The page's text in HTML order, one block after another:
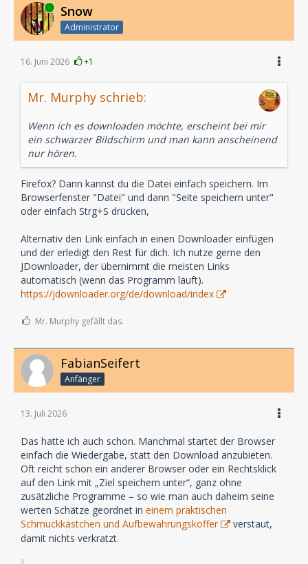
Online Snow
Administrator
16. Juni 2026 +1
Mr. Murphy schrieb:
Wenn ich es downloaden möchte, erscheint bei mir
ein schwarzer Bildschirm und man kann anscheinend
nur hören.
Firefox? Dann kannst du die Datei einfach speichern. Im
Browserfenster "Datei" und dann "Seite speichern unter"
oder einfach Strg+S drücken,
Alternativ den Link einfach in einen Downloader einfügen
und der erledigt den Rest für dich. Ich nutze gerne den
JDownloader, der übernimmt die meisten Links
automatisch (wenn das Programm läuft).
https://jdownloader.org/de/download/index
Mr. Murphy gefällt das.
FabianSeifert
Anfänger
13. Juli 2026
Das hatte ich auch schon. Manchmal startet der Browser
einfach die Wiedergabe, statt den Download anzubieten.
Oft reicht schon ein anderer Browser oder ein Rechtsklick
auf den Link mit „Ziel speichern unter“, ganz ohne
zusätzliche Programme – so wie man auch daheim seine
werten Schätze geordnet in einem praktischen
Schmuckkästchen und Aufbewahrungskoffer
verstaut,
damit nichts verkratzt.